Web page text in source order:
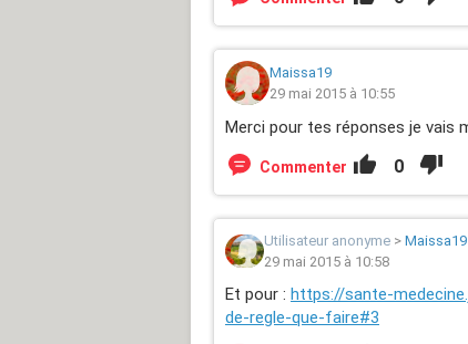
Maissa19
29 mai 2015 à 10:55
Merci pour tes réponses je vais
Commenter 0
Utilisateur anonyme > Maissa19
29 mai 2015 à 10:58
Et pour : https://sante-
de-regle-que-faire#3